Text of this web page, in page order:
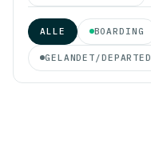
ALLE BOARDING
GELANDET/DEPARTED